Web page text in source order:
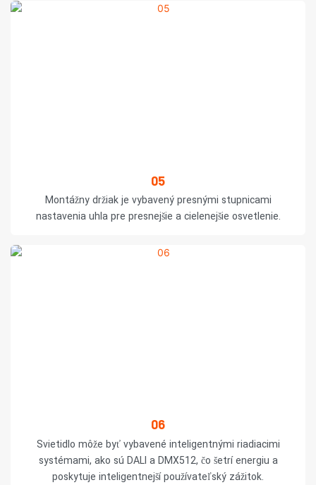
05
Montážny držiak je vybavený presnými stupnicami
nastavenia uhla pre presnejšie a cielenejšie osvetlenie.
06
Svietidlo môže byť vybavené inteligentnými riadiacimi
systémami, ako sú DALI a DMX512, čo šetrí energiu a
poskytuje inteligentnejší používateľský zážitok.